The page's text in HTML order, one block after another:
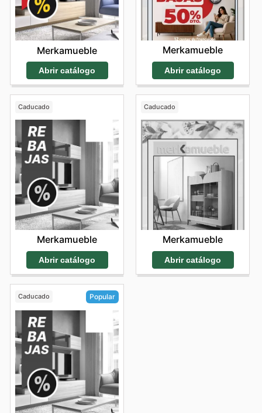
Merkamueble
Abrir catálogo
Merkamueble
Abrir catálogo
Caducado
Merkamueble
Abrir catálogo
Caducado
Merkamueble
Abrir catálogo
Caducado Popular